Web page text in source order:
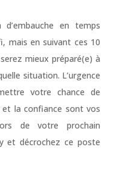
en temps
mais en suivant ces 10
mieux préparé(e) à
situation. L’urgence
votre chance de
et la confiance sont vos
de votre prochain
et décrochez ce poste